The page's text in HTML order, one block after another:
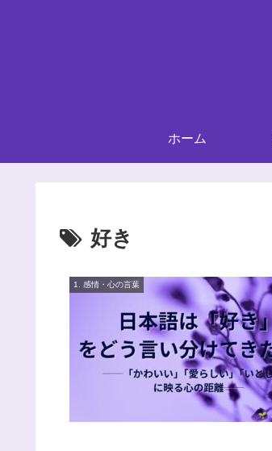
ホーム
好き
1. 感情・心の言葉